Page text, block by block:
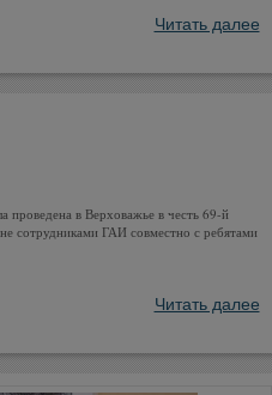
Читать далее
проведена в Верховажье в честь 69-й
сотрудниками ГАИ совместно с ребятами
Читать далее